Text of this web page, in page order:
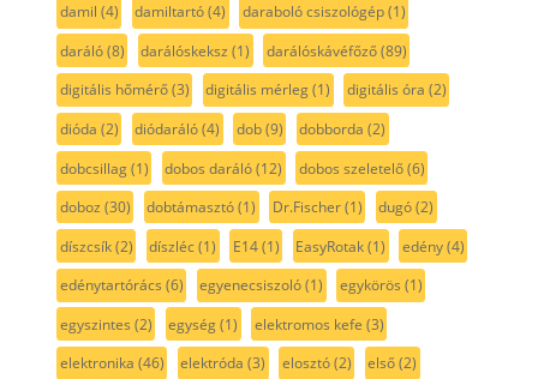
damil (4) damiltartó(4) daraboló csiszológép(1)
daráló(8) darálóskeksz (1) darálóskávéfőző(89)
digitális hőmérő(3) digitális mérleg(1) digitális óra (2)
dióda (2) diódaráló(4) dob(9) dobborda (2)
dobcsillag(1) dobos daráló(12) dobos szeletelő(6)
doboz (30) dobtámasztó(1) Dr.Fischer(1) dugó(2)
díszcsík(2) díszléc(1) E14(1) EasyRotak(1) edény(4)
edénytartórács (6) egyenecsiszoló(1) egykörös (1)
egyszintes (2) egység(1) elektromos kefe (3)
elektronika (46) elektróda (3) elosztó(2) első(2)